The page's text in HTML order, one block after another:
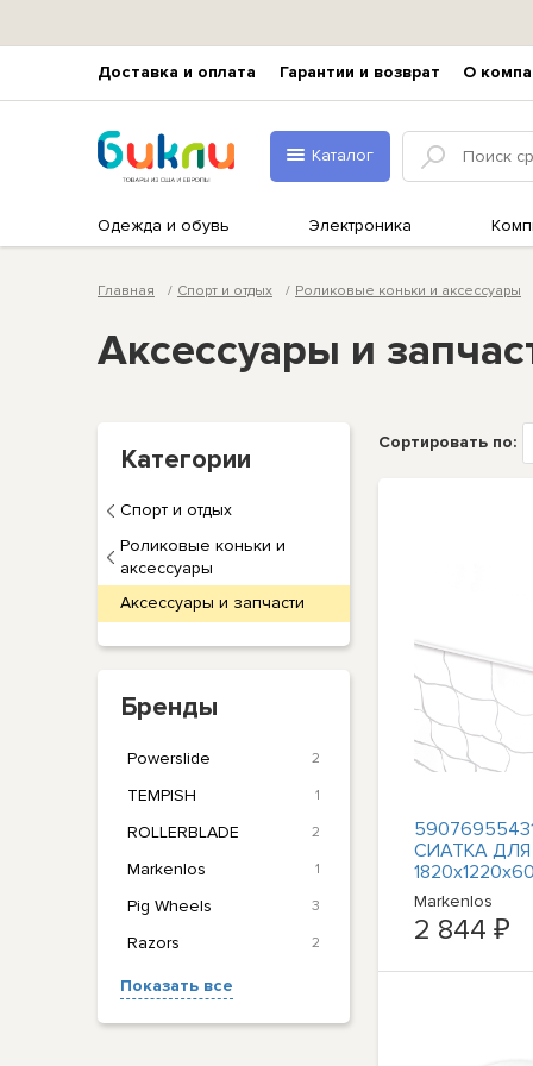
Доставка и оплата Гарантии и возврат О
Каталог
Одежда и обувь Электроника
Главная Спорт и отдых Роликовые коньки и аксессуары
Аксессуары и
Категории
Спорт и отдых
Роликовые коньки и
аксессуары
Аксессуары и запчасти
Бренды
Powerslide 2
TEMPISH 1
ROLLERBLADE 2
Markenlos 1
Pig Wheels 3
Razors 2
Показать все
Сортировать по:
СИАТКА
НИЛЬС
Markenlos
2 844 ₽